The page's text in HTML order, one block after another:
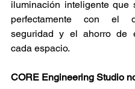
iluminación inteligente que
perfectamente con el
seguridad y el ahorro de
cada espacio.
CORE Engineering Studio